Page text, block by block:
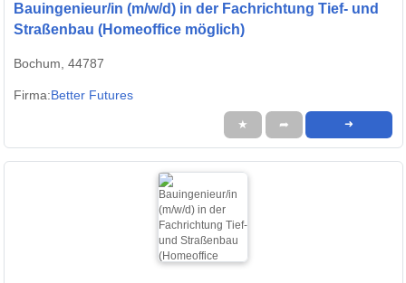
Bauingenieur/in (m/w/d) in der Fachrichtung Tief- und
Straßenbau (Homeoffice möglich)
Bochum, 44787
Firma:Better Futures
★ ➦ ➜